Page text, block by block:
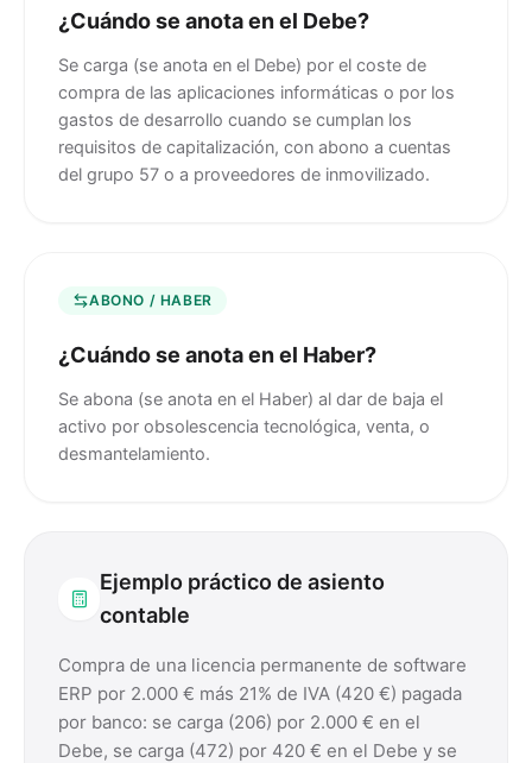
¿Cuándo se anota en el Debe?
Se carga (se anota en el Debe) por el coste de
compra de las aplicaciones informáticas o por los
gastos de desarrollo cuando se cumplan los
requisitos de capitalización, con abono a cuentas
del grupo 57 o a proveedores de inmovilizado.
ABONO / HABER
¿Cuándo se anota en el Haber?
Se abona (se anota en el Haber) al dar de baja el
activo por obsolescencia tecnológica, venta, o
desmantelamiento.
Ejemplo práctico de asiento
contable
Compra de una licencia permanente de software
ERP por 2.000 € más 21% de IVA (420 €) pagada
por banco: se carga (206) por 2.000 € en el
Debe, se carga (472) por 420 € en el Debe y se